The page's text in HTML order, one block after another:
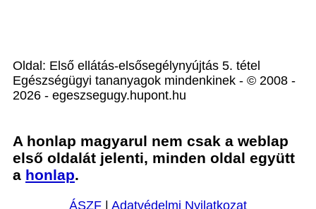
Oldal: Első ellátás-elsősegélynyújtás 5. tétel
Egészségügyi tananyagok mindenkinek - © 2008 -
2026 - egeszsegugy.hupont.hu
A honlap magyarul nem csak a weblap
első oldalát jelenti, minden oldal együtt
a honlap.
ÁSZF Adatvédelmi Nyilatkozat